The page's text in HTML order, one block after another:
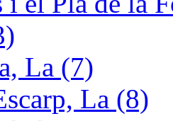
La (7)
La (8)